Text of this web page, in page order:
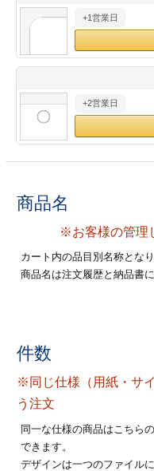
印刷
印刷
フォルダー
印刷
印刷
リーブ印刷
加工
印刷
刷
印刷
カード印刷
ァイル印刷
+1営業日
+2営業日
商品名
※お客様の管理
カート内の品目別名称となり
商品名は注文履歴と納品書
件数
※同じ仕様（用紙・サ
う注文
同一な仕様の商品はこちら
できます。
デザインは一つのファイル